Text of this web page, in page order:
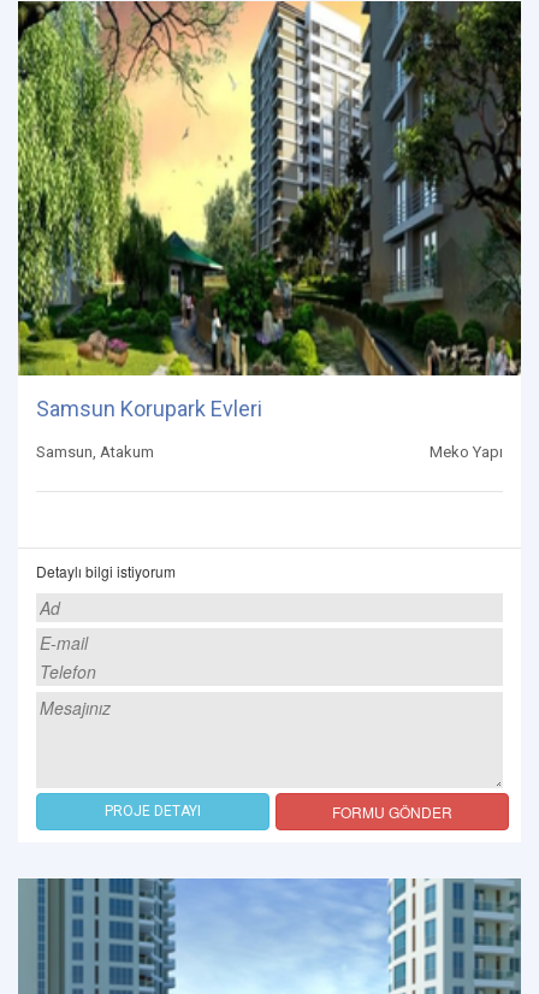
Samsun Korupark Evleri
Samsun, Atakum Meko Yapı
Detaylı bilgi istiyorum
PROJE DETAYI FORMU GÖNDER